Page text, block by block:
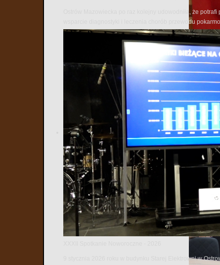
Ostrów Mazowiecka po raz kolejny udowodniła, że
wsparcie diagnostyki i leczenia chorób przewodu
9 stycznia 2026 roku w budynku Starej Elektrowni w